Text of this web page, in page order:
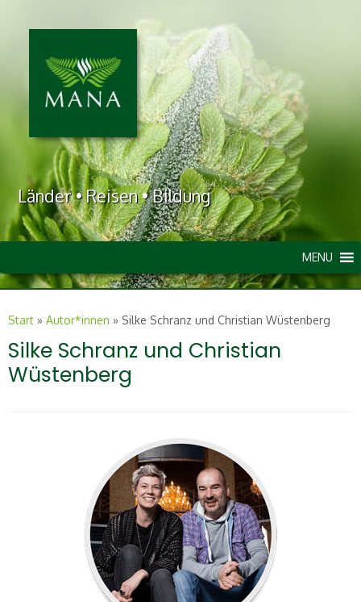
Länder • Reisen • Bildung
MENU
Start » Autor*innen » Silke Schranz und Christian Wüstenberg
Silke Schranz und Christian
Wüstenberg